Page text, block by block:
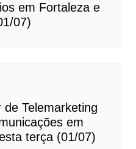
em Fortaleza e
07)
Telemarketing
em
terça (01/07)